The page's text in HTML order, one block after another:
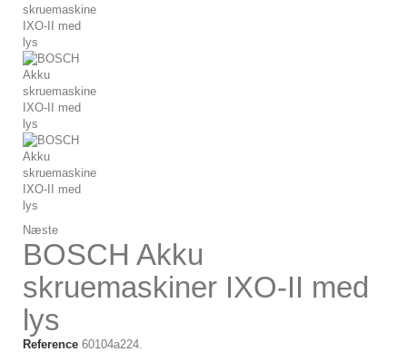
Næste
BOSCH Akku
skruemaskiner IXO-II med
lys
Reference 60104a224.